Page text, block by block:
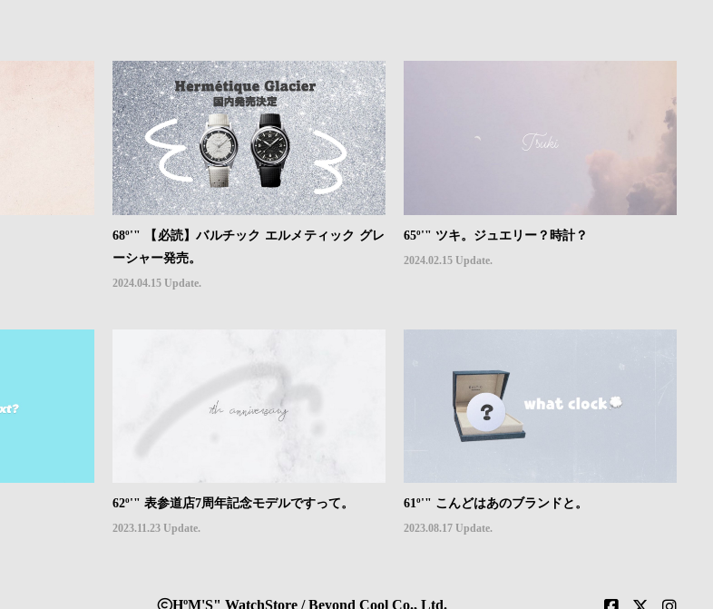
68º'" 【必読】バルチック エルメティック グレ
ーシャー発売。
2024.04.15 Update.
65º'" ツキ。ジュエリー？時計？
2024.02.15 Update.
62º'" 表参道店7周年記念モデルですって。
2023.11.23 Update.
61º'" こんどはあのブランドと。
2023.08.17 Update.
HºM'S" WatchStore / Beyond Cool Co., Ltd.